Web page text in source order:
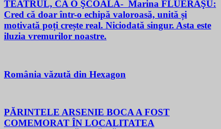
TEATRUL, CA O ŞCOALĂ- Marina FLUERAŞU:
Cred că doar într-o echipă valoroasă, unită și
motivată poți crește real. Niciodată singur. Asta este
iluzia vremurilor noastre.
România văzută din Hexagon
PĂRINTELE ARSENIE BOCA A FOST
COMEMORAT ÎN LOCALITATEA